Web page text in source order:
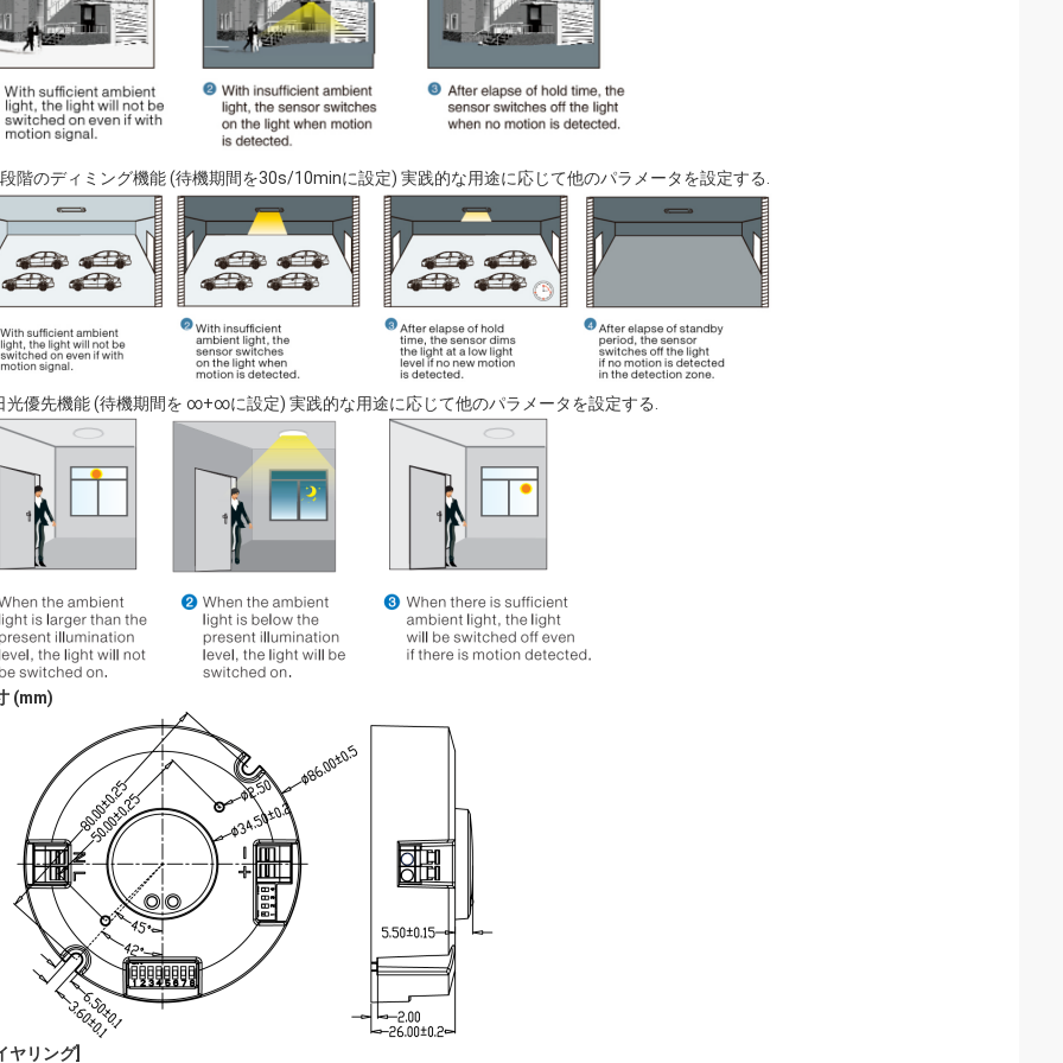
階のディミング機能 (待機期間を30s/10minに設定) 実践的な用途に応じて他のパラメータを設定する.
光優先機能 (待機期間を ∞+∞に設定) 実践的な用途に応じて他のパラメータを設定する.
(mm)
ヤリング]